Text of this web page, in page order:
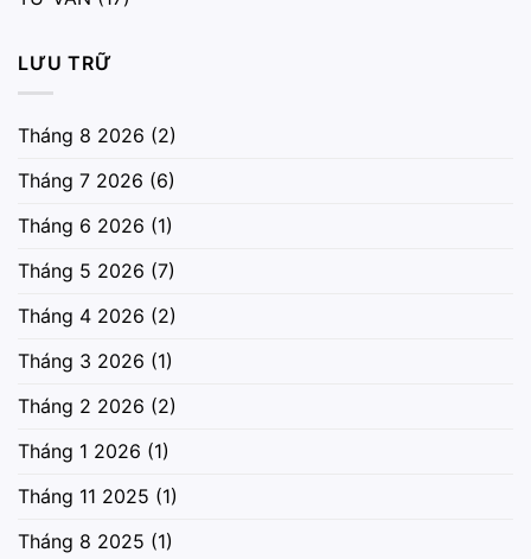
LƯU TRỮ
Tháng 8 2026 (2)
Tháng 7 2026 (6)
Tháng 6 2026 (1)
Tháng 5 2026 (7)
Tháng 4 2026 (2)
Tháng 3 2026 (1)
Tháng 2 2026 (2)
Tháng 1 2026 (1)
Tháng 11 2025 (1)
Tháng 8 2025 (1)